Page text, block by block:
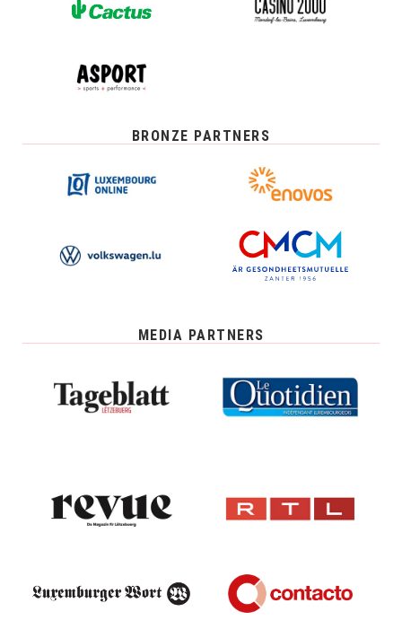
BRONZE PARTNERS
MEDIA PARTNERS